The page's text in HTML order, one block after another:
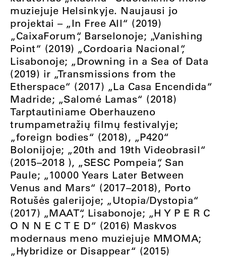
muziejuje Helsinkyje. Naujausi jo
projektai – „In Free All“ (2019)
„CaixaForum“, Barselonoje; „Vanishing
Point“ (2019) „Cordoaria Nacional“,
Lisabonoje; „Drowning in a Sea of Data
(2019) ir „Transmissions from the
Etherspace“ (2017) „La Casa Encendida“
Madride; „Salomé Lamas“ (2018)
Tarptautiniame Oberhauzeno
trumpametražių filmų festivalyje;
„foreign bodies“ (2018), „P420“
Bolonijoje; „20th and 19th Videobrasil“
(2015–2018 ), „SESC Pompeia“, San
Paule; „10000 Years Later Between
Venus and Mars“ (2017–2018), Porto
Rotušės galerijoje; „Utopia/Dystopia“
(2017) „MAAT“, Lisabonoje; „H Y P E R C
O N N E C T E D“ (2016) Maskvos
modernaus meno muziejuje MMOMA;
„Hybridize or Disappear“ (2015)